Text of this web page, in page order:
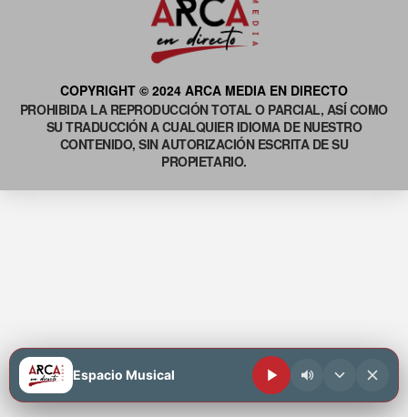
COPYRIGHT © 2024 ARCA MEDIA EN DIRECTO
PROHIBIDA LA REPRODUCCIÓN TOTAL O PARCIAL, ASÍ COMO
SU TRADUCCIÓN A CUALQUIER IDIOMA DE NUESTRO
CONTENIDO, SIN AUTORIZACIÓN ESCRITA DE SU
PROPIETARIO.
Espacio Musical